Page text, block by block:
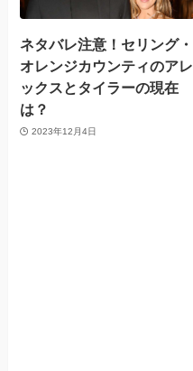
ネタバレ注意！セリング・
オレンジカウンティのアレ
ックスとタイラーの現在
は？
2023年12月4日